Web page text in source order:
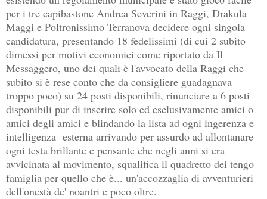
per i tre capibastone Andrea Severini in Raggi, Drakula
Maggi e Poltronissimo Terranova decidere ogni singola
candidatura, presentando 18 fedelissimi (di cui 2 subito
dimessi per motivi economici come riportato da Il
Messaggero, uno dei quali è l'avvocato della Raggi che
subito si è rese conto che da consigliere guadagnava
troppo poco) su 24 posti disponibili, rinunciare a 6 posti
disponibili pur di inserire solo ed esclusivamente amici o
amici degli amici e blindando la lista ad ogni ingerenza e
intelligenza esterna arrivando per assurdo ad allontanare
ogni testa brillante e pensante che negli anni si era
avvicinata al movimento, squalifica il quadretto dei tengo
famiglia per quello che è... un'accozzaglia di avventurieri
dell'onestà de' noantri e poco oltre.